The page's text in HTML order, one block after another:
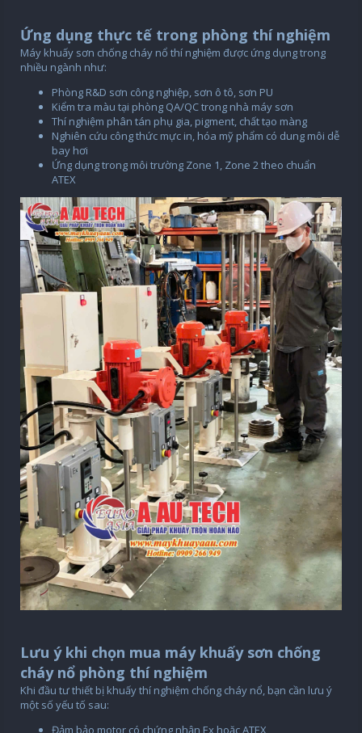
Ứng dụng thực tế trong phòng thí nghiệm
Máy khuấy sơn chống cháy nổ thí nghiệm được ứng dụng trong
nhiều ngành như:
Phòng R&D sơn công nghiệp, sơn ô tô, sơn PU
Kiểm tra màu tại phòng QA/QC trong nhà máy sơn
Thí nghiệm phân tán phụ gia, pigment, chất tạo màng
Nghiên cứu công thức mực in, hóa mỹ phẩm có dung môi dễ
bay hơi
Ứng dụng trong môi trường Zone 1, Zone 2 theo chuẩn
ATEX
Lưu ý khi chọn mua máy khuấy sơn chống
cháy nổ phòng thí nghiệm
Khi đầu tư thiết bị khuấy thí nghiệm chống cháy nổ, bạn cần lưu ý
một số yếu tố sau:
Đảm bảo motor có chứng nhận Ex hoặc ATEX